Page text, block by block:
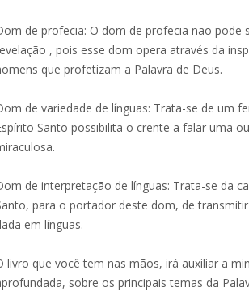
de profecia: O dom de profecia não pode
, pois esse dom opera através da
que profetizam a Palavra de Deus.
de variedade de línguas: Trata-se de um
Santo possibilita o crente a falar uma
de interpretação de línguas: Trata-se da
para o portador deste dom, de
em línguas.
livro que você tem nas mãos, irá auxiliar a
sobre os principais temas da